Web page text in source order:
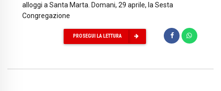
alloggi a Santa Marta. Domani, 29 aprile, la Sesta
Congregazione
PROSEGUI LA LETTURA